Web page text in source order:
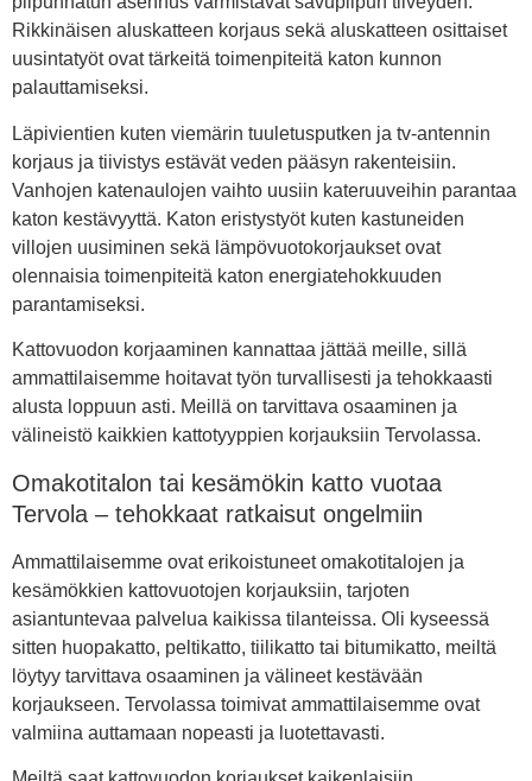
Rikkinäisen aluskatteen korjaus sekä aluskatteen osittaiset
uusintatyöt ovat tärkeitä toimenpiteitä katon kunnon
palauttamiseksi.
Läpivientien kuten viemärin tuuletusputken ja tv-antennin
korjaus ja tiivistys estävät veden pääsyn rakenteisiin.
Vanhojen katenaulojen vaihto uusiin kateruuveihin parantaa
katon kestävyyttä. Katon eristystyöt kuten kastuneiden
villojen uusiminen sekä lämpövuotokorjaukset ovat
olennaisia toimenpiteitä katon energiatehokkuuden
parantamiseksi.
Kattovuodon korjaaminen kannattaa jättää meille, sillä
ammattilaisemme hoitavat työn turvallisesti ja tehokkaasti
alusta loppuun asti. Meillä on tarvittava osaaminen ja
välineistö kaikkien kattotyyppien korjauksiin Tervolassa.
Omakotitalon tai kesämökin katto vuotaa
Tervola – tehokkaat ratkaisut ongelmiin
Ammattilaisemme ovat erikoistuneet omakotitalojen ja
kesämökkien kattovuotojen korjauksiin, tarjoten
asiantuntevaa palvelua kaikissa tilanteissa. Oli kyseessä
sitten huopakatto, peltikatto, tiilikatto tai bitumikatto, meiltä
löytyy tarvittava osaaminen ja välineet kestävään
korjaukseen. Tervolassa toimivat ammattilaisemme ovat
valmiina auttamaan nopeasti ja luotettavasti.